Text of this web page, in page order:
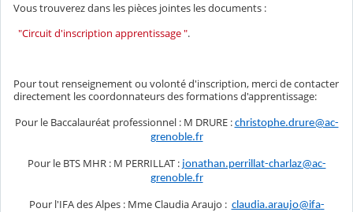
Vous trouverez dans les pièces jointes les documents :
"Circuit d'inscription apprentissage ".
Pour tout renseignement ou volonté d'inscription, merci de contacter
directement les coordonnateurs des formations d'apprentissage:
Pour le Baccalauréat professionnel : M DRURE : christophe.drure@ac-
grenoble.fr
Pour le BTS MHR : M PERRILLAT : jonathan.perrillat-charlaz@ac-
grenoble.fr
Pour l'IFA des Alpes : Mme Claudia Araujo : claudia.araujo@ifa-